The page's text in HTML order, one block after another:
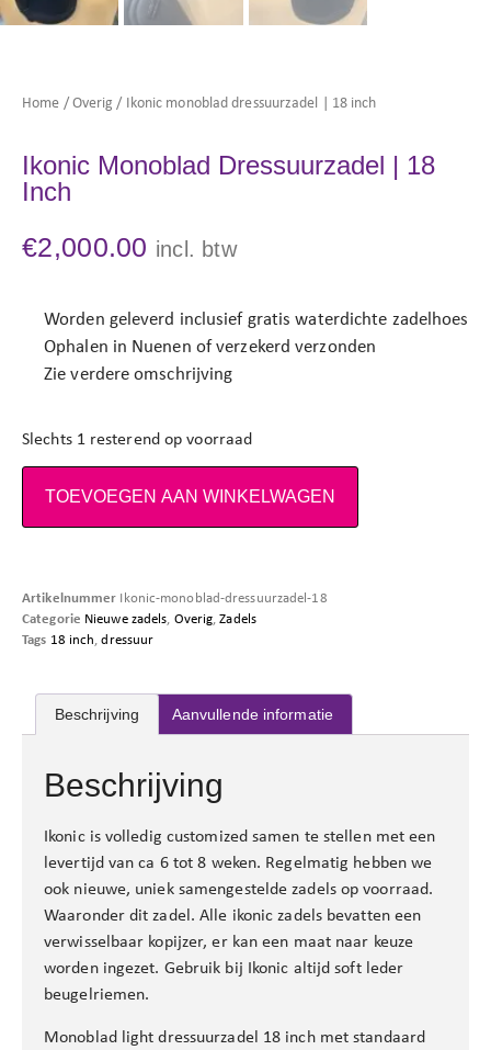
Home /Overig / Ikonic monoblad dressuurzadel | 18 inch
Ikonic Monoblad Dressuurzadel | 18
Inch
€2,000.00 incl. btw
Worden geleverd inclusief gratis waterdichte zadelhoes
Ophalen in Nuenen of verzekerd verzonden
Zie verdere omschrijving
Slechts 1 resterend op voorraad
TOEVOEGEN AAN WINKELWAGEN
Artikelnummer Ikonic-monoblad-dressuurzadel-18
Categorie Nieuwe zadels Overig ,Zadels
Tags 18 inch ,dressuur
Beschrijving Aanvullende informatie
Beschrijving
Ikonic is volledig customized samen te stellen met een
levertijd van ca 6 tot 8 weken. Regelmatig hebben we
ook nieuwe, uniek samengestelde zadels op voorraad.
Waaronder dit zadel. Alle ikonic zadels bevatten een
verwisselbaar kopijzer, er kan een maat naar keuze
worden ingezet. Gebruik bij Ikonic altijd soft leder
beugelriemen.
Monoblad light dressuurzadel 18 inch met standaard